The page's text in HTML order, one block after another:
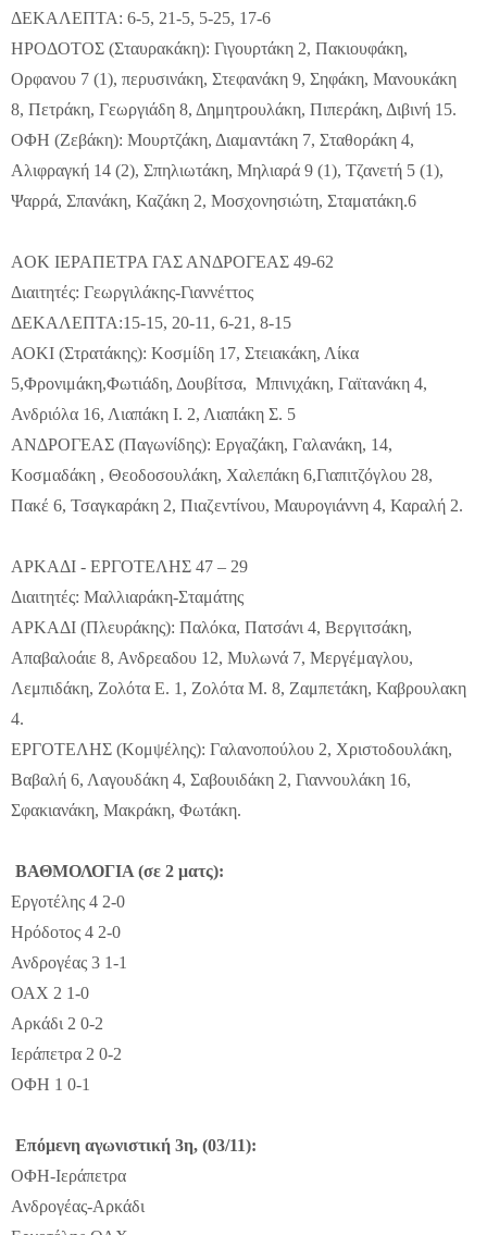
ΔΕΚΑΛΕΠΤΑ: 6-5, 21-5, 5-25, 17-6
ΗΡΟΔΟΤΟΣ (Σταυρακάκη): Γιγουρτάκη 2, Πακιουφάκη,
Ορφανου 7 (1), περυσινάκη, Στεφανάκη 9, Σηφάκη, Μανουκάκη
8, Πετράκη, Γεωργιάδη 8, Δημητρουλάκη, Πιπεράκη, Διβινή 15.
ΟΦΗ (Ζεβάκη): Μουρτζάκη, Διαμαντάκη 7, Σταθοράκη 4,
Αλιφραγκή 14 (2), Σπηλιωτάκη, Μηλιαρά 9 (1), Τζανετή 5 (1),
Ψαρρά, Σπανάκη, Καζάκη 2, Μοσχονησιώτη, Σταματάκη.6
AOK IΕΡΑΠΕΤΡΑ ΓΑΣ ΑΝΔΡΟΓΕΑΣ 49-62
Διαιτητές: Γεωργιλάκης-Γιαννέττος
ΔEKAΛEΠTA:15-15, 20-11, 6-21, 8-15
ΑΟΚΙ (Στρατάκης): Κοσμίδη 17, Στειακάκη, Λίκα
5,Φρονιμάκη,Φωτιάδη, Δουβίτσα, Μπινιχάκη, Γαϊτανάκη 4,
Ανδριόλα 16, Λιαπάκη Ι. 2, Λιαπάκη Σ. 5
ANΔPOΓEAΣ (Παγωνίδης): Εργαζάκη, Γαλανάκη, 14,
Κοσμαδάκη , Θεοδοσουλάκη, Χαλεπάκη 6,Γιαπιτζόγλου 28,
Πακέ 6, Τσαγκαράκη 2, Πιαζεντίνου, Μαυρογιάννη 4, Καραλή 2.
ΑΡΚΑΔΙ - ΕΡΓΟΤΕΛΗΣ 47 – 29
Διαιτητές: Μαλλιαράκη-Σταμάτης
ΑΡΚΑΔΙ (Πλευράκης): Παλόκα, Πατσάνι 4, Βεργιτσάκη,
Απαβαλοάιε 8, Ανδρεαδου 12, Μυλωνά 7, Μεργέμαγλου,
Λεμπιδάκη, Ζολότα Ε. 1, Ζολότα Μ. 8, Ζαμπετάκη, Καβρουλακη
4.
ΕΡΓΟΤΕΛΗΣ (Κομψέλης): Γαλανοπούλου 2, Χριστοδουλάκη,
Βαβαλή 6, Λαγουδάκη 4, Σαβουιδάκη 2, Γιαννουλάκη 16,
Σφακιανάκη, Μακράκη, Φωτάκη.
ΒΑΘΜΟΛΟΓΙΑ (σε 2 ματς):
Εργοτέλης 4 2-0
Ηρόδοτος 4 2-0
Ανδρογέας 3 1-1
ΟΑΧ 2 1-0
Αρκάδι 2 0-2
Ιεράπετρα 2 0-2
ΟΦΗ 1 0-1
Επόμενη αγωνιστική 3η, (03/11):
ΟΦΗ-Ιεράπετρα
Ανδρογέας-Αρκάδι